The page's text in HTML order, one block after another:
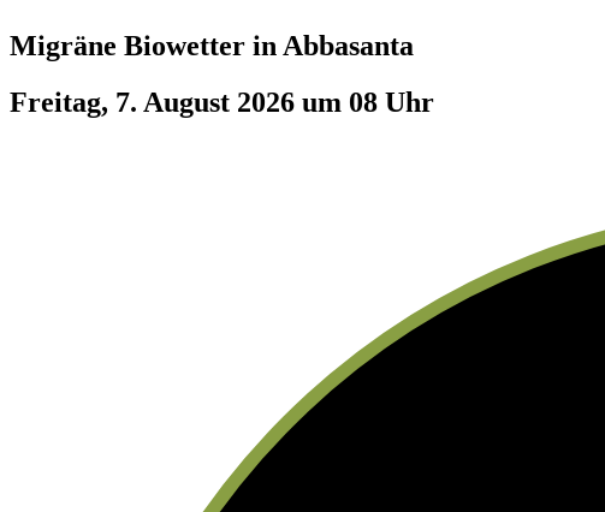
Migräne Biowetter in Abbasanta
Freitag, 7. August 2026 um 08 Uhr